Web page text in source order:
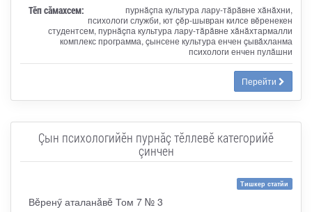
Тӗп сӑмахсем:
пурнăçпа культура лару-тăрăвне хăнăхни,
психологи служби, ют çĕр-шывран килсе вĕренекен
студентсем, пурнăçпа культура лару-тăрăвне хăнăхтармалли
комплекс программа, çынсене культура енчен çывăхланма
психологи енчен пулăшни
Перейти
Çын психологийĕн пурнăç тĕллевĕ категорийĕ
çинчен
Тишкер статйи
Вĕренӳ аталанăвĕ Том 7 № 3